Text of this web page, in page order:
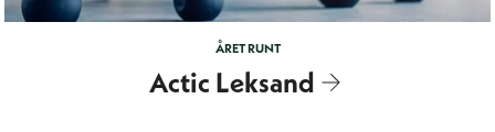
ÅRET RUNT
Actic Leksand